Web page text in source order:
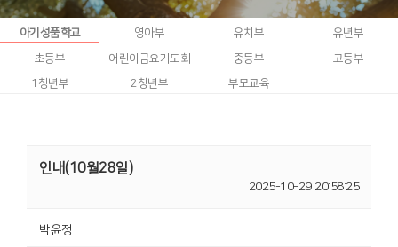
아기성품학교 영아부 유치부 유년부
초등부 어린이금요기도회 중등부
고등부
1청년부
2청년부 부모교육
인내(10월28일)
2025-10-29 20:58:25
박윤정